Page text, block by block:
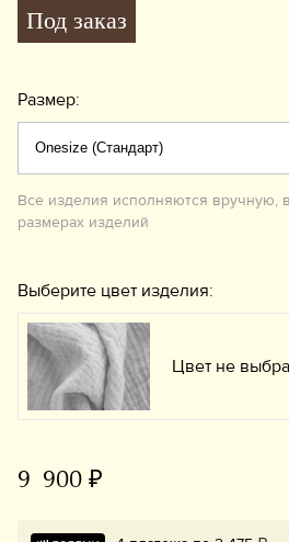
Под заказ
Размер:
Все изделия исполняются вручную,
размерах изделий
Выберите цвет изделия:
Цвет не
9 900 ₽